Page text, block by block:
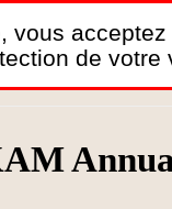
de votre